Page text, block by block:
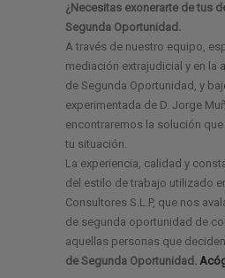
¿Necesitas exonerarte de tus
Segunda Oportunidad.
A través de nuestro equipo,
mediación extrajudicial y en la
de Segunda Oportunidad, y
experimentada de D. Jorge
encontraremos la solución
tu situación.
La experiencia, calidad y
del estilo de trabajo utilizado
Consultores S.L.P, que nos
de segunda oportunidad de
aquellas personas que
de Segunda Oportunidad.